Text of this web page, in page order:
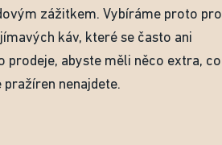
zážitkem. Vybíráme proto pro
káv, které se často ani
prodeje, abyste měli něco extra, co
pražíren nenajdete.